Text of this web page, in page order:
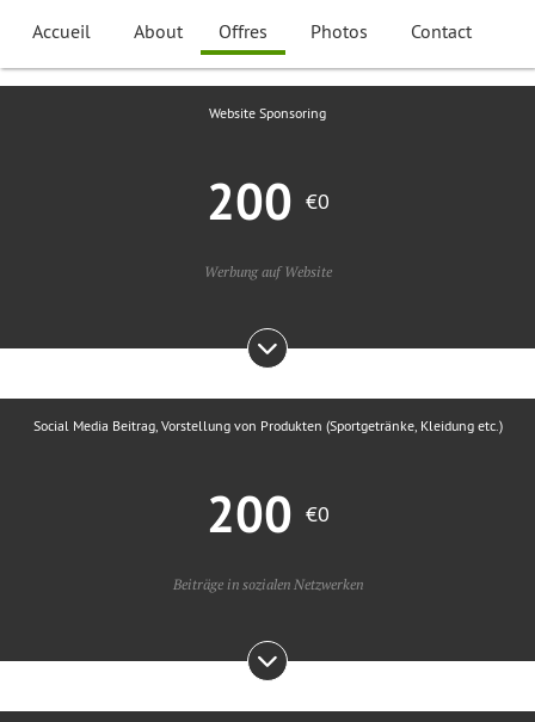
Accueil About Offres Photos Contact
Website Sponsoring
200 €0
Werbung auf Website
Social Media Beitrag, Vorstellung von Produkten (Sportgetränke, Kleidung etc.)
200 €0
Beiträge in sozialen Netzwerken